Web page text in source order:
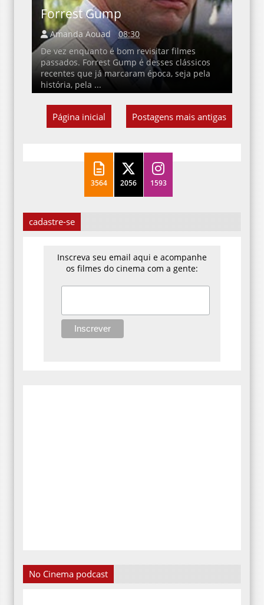
Forrest Gump
Amanda Aouad
08:30
De vez enquanto é bom revisitar filmes
passados. Forrest Gump é desses clássicos
recentes que já marcaram época, seja pela
história, pela ...
Postagens mais antigas
Página inicial
3564 2056 1593
cadastre-se
Inscreva seu email aqui e acompanhe
os filmes do cinema com a gente:
No Cinema podcast